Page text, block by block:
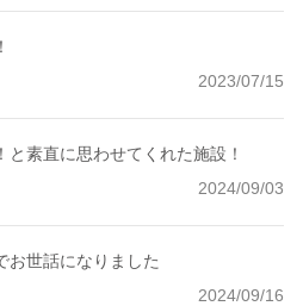
2023/07/15
と素直に思わせてくれた施設！
2024/09/03
お世話になりました
2024/09/16